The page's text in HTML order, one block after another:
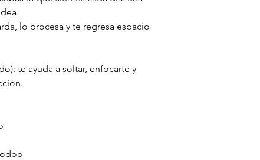
lo procesa y te regresa espacio
te ayuda a soltar, enfocarte y